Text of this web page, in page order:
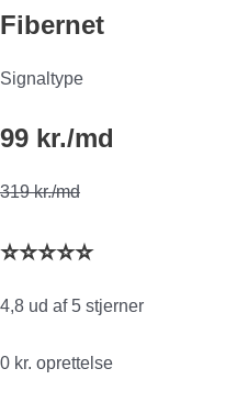
Fibernet
Signaltype
99 kr./md
319 kr./md
⭐⭐⭐⭐⭐
4,8 ud af 5 stjerner
0 kr. oprettelse